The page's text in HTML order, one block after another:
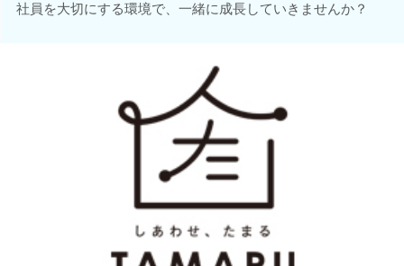
社員を大切にする環境で、一緒に成長していきませんか？